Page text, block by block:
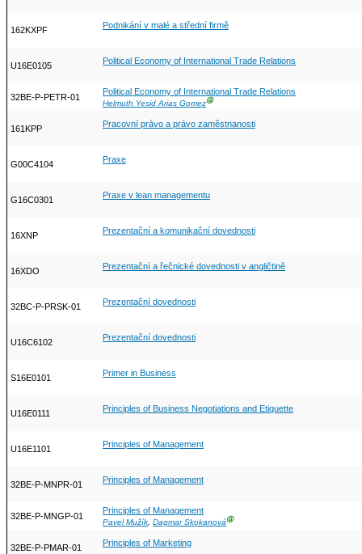
162KXPF Podnikání v malé a střední firmě
U16E0105 Political Economy of International Trade Relations
32BE-P-PETR-01
Political Economy of International Trade Relations
Helmuth Yesid Arias GomezⒼ
161KPP Pracovní právo a právo zaměstnanosti
G00C4104 Praxe
G16C0301 Praxe v lean managementu
16XNP Prezentační a komunikační dovednosti
16XDO Prezentační a řečnické dovednosti v angličtině
32BC-P-PRSK-01 Prezentační dovednosti
U16C6102 Prezentační dovednosti
S16E0101 Primer in Business
U16E0111 Principles of Business Negotiations and Etiquette
U16E1101 Principles of Management
32BE-P-MNPR-01 Principles of Management
32BE-P-MNGP-01
Principles of Management
Pavel Mužík, Dagmar SkokanováⒼ
32BE-P-PMAR-01 Principles of Marketing